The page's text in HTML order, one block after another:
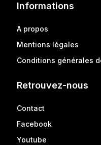
Informations
A propos
Mentions légales
Conditions générales
Retrouvez-nous
Contact
Facebook
Youtube